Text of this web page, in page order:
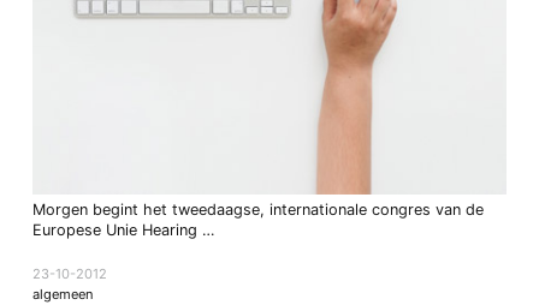
Morgen begint het tweedaagse, internationale congres van de
Europese Unie Hearing …
23-10-2012
algemeen